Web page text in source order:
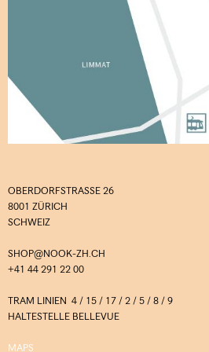
OBERDORFSTRASSE 26
8001 ZÜRICH
SCHWEIZ
SHOP@NOOK-ZH.CH
+41 44 291 22 00
TRAM LINIEN 4 / 15 / 17 / 2 / 5 / 8 / 9
HALTESTELLE BELLEVUE
MAPS